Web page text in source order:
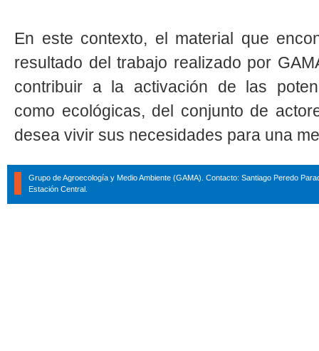
En este contexto, el material que
resultado del trabajo realizado por
contribuir a la activación de las
como ecológicas, del conjunto de
desea vivir sus necesidades para una
Grupo de Agroecología y Medio Ambiente (GAMA). Contacto: Santiago Peredo
Estación Central.